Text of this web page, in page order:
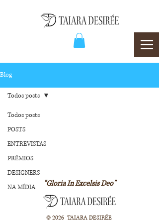
Blog
Todos posts
POSTS
ENTREVISTAS
PRÊMIOS
DESIGNERS
NA MÍDIA
Todos posts
"Gloria In Excelsis Deo"
© 2026 TAIARA DESIRÉE